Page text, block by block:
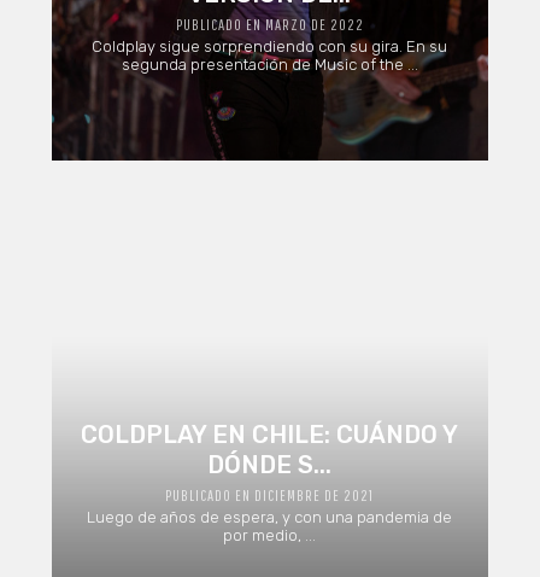
PUBLICADO EN MARZO DE 2022
Coldplay sigue sorprendiendo con su gira. En su
segunda presentación de Music of the ...
COLDPLAY EN CHILE: CUÁNDO Y
DÓNDE S...
PUBLICADO EN DICIEMBRE DE 2021
Luego de años de espera, y con una pandemia de
por medio, ...